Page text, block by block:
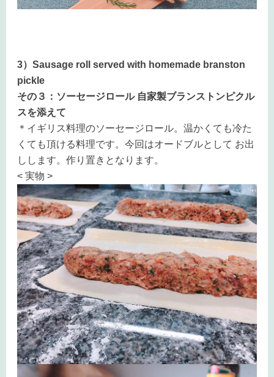
3）Sausage roll served with homemade branston
pickle
その３：ソーセージロール 自家製ブランストンピクル
スを添えて
＊イギリス料理のソーセージロール。温かくても冷た
くても頂ける料理です。今回はオードブルとして お出
しします。作り置きとなります。
< 実物 >